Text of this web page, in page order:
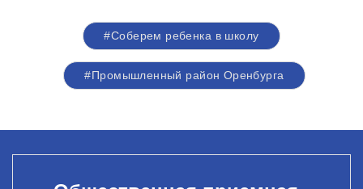
#Соберем ребенка в школу
#Промышленный район Оренбурга